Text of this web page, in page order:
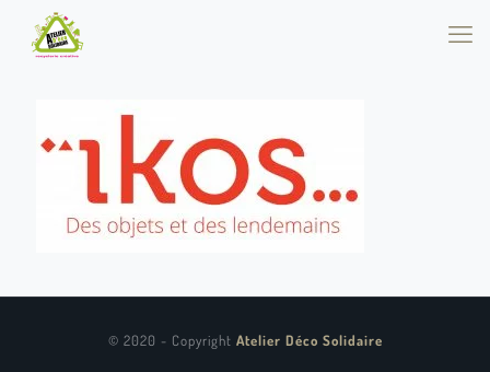
© 2020 - Copyright Atelier Déco Solidaire